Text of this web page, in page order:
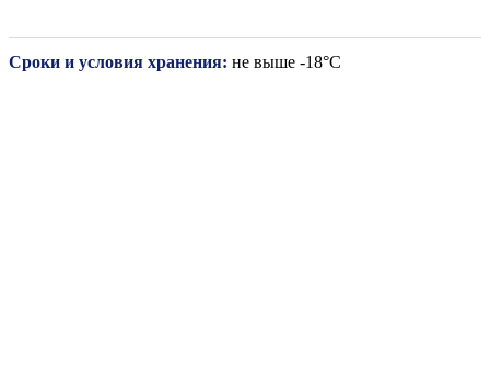
Сроки и условия хранения: не выше -18°С